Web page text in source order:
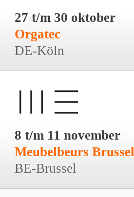
27 t/m 30 oktober
Orgatec
DE-Köln
8 t/m 11 november
Meubelbeurs Brussel
BE-Brussel